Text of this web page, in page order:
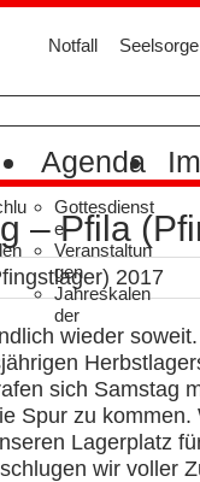
Notfall
Seelsorge
Agenda
Gottesdienst
e
Veranstaltun
gen
Jahreskalen
der
– Pfila
wieder
sich Samstag
Spur zu
Lagerplatz
wir voller